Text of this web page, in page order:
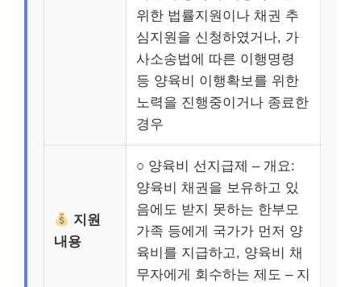
위한 법률지원이나 채권 추
심지원을 신청하였거나, 가
사소송법에 따른 이행명령
등 양육비 이행확보를 위한
노력을 진행중이거나 종료한
경우
지원
내용
○ 양육비 선지급제 – 개요:
양육비 채권을 보유하고 있
음에도 받지 못하는 한부모
가족 등에게 국가가 먼저 양
육비를 지급하고, 양육비 채
무자에게 회수하는 제도 – 지